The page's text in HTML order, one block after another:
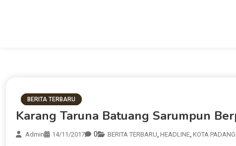
BERITA TERBARU
Karang Taruna Batuang Sarumpun
Admin 14/11/2017 0 BERITA TERBARU, HEADLINE, KOTA PADANG